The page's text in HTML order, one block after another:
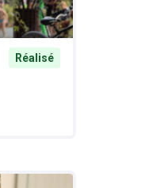
Réalisé